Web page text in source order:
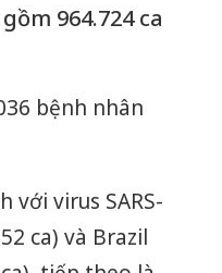
964.724 ca
bệnh nhân
với virus SARS-
ca) và Brazil